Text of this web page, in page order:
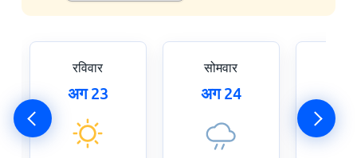
रविवार
अग 23
सोमवार
अग 24